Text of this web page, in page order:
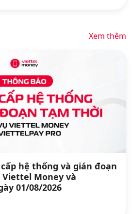
Xem thêm
hệ thống và gián đoạn
Money và
01/08/2026